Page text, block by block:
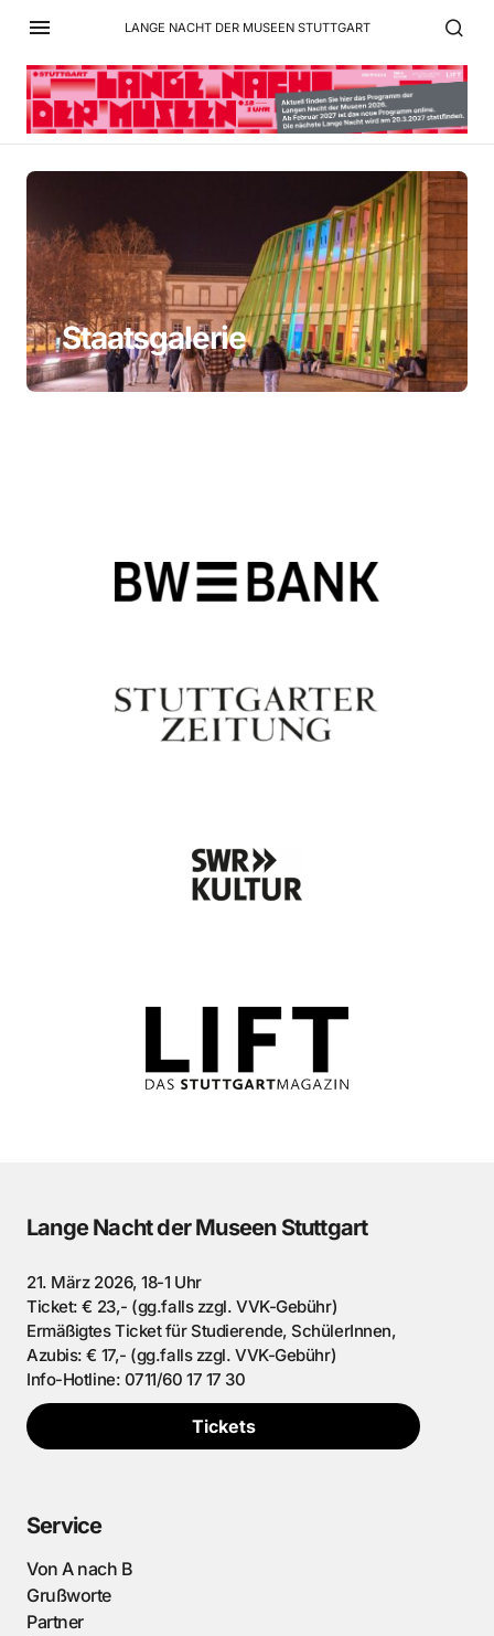
LANGE NACHT DER MUSEEN STUTTGART
Staatsgalerie
Lange Nacht der Museen Stuttgart
21. März 2026, 18-1 Uhr
Ticket: € 23,- (gg.falls zzgl. VVK-Gebühr)
Ermäßigtes Ticket für Studierende, SchülerInnen,
Azubis: € 17,- (gg.falls zzgl. VVK-Gebühr)
Info-Hotline: 0711/60 17 17 30
Tickets
Service
Von A nach B
Grußworte
Partner